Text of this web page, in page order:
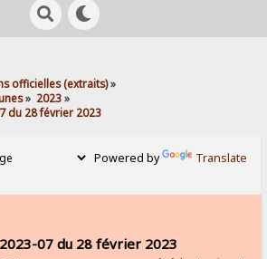
officielles (extraits)»
» 2023»
du 28 février 2023
Powered by Translate
07 du 28 février 2023